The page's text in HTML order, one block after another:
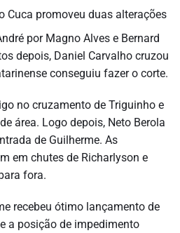
Cuca promoveu duas alterações
por Magno Alves e Bernard
depois, Daniel Carvalho cruzou
conseguiu fazer o corte.
no cruzamento de Triguinho e
área. Logo depois, Neto Berola
de Guilherme. As
em chutes de Richarlyson e
fora.
recebeu ótimo lançamento de
a posição de impedimento